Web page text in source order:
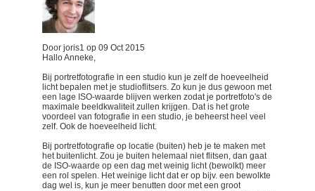
Door joris1 op 09 Oct 2015
Hallo Anneke,
Bij portretfotografie in een studio kun je zelf de hoeveelheid
licht bepalen met je studioflitsers. Zo kun je dus gewoon met
een lage ISO-waarde blijven werken zodat je portretfoto's de
maximale beeldkwaliteit zullen krijgen. Dat is het grote
voordeel van fotografie in een studio, je beheerst heel veel
zelf. Ook de hoeveelheid licht.
Bij portretfotografie op locatie (buiten) heb je te maken met
het buitenlicht. Zou je buiten helemaal niet flitsen, dan gaat
de ISO-waarde op een dag met weinig licht (bewolkt) meer
een rol spelen. Het weinige licht dat er op bijv. een bewolkte
dag wel is, kun je meer benutten door met een groot